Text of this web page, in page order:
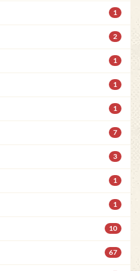
1
2
1
1
1
7
3
1
1
10
67